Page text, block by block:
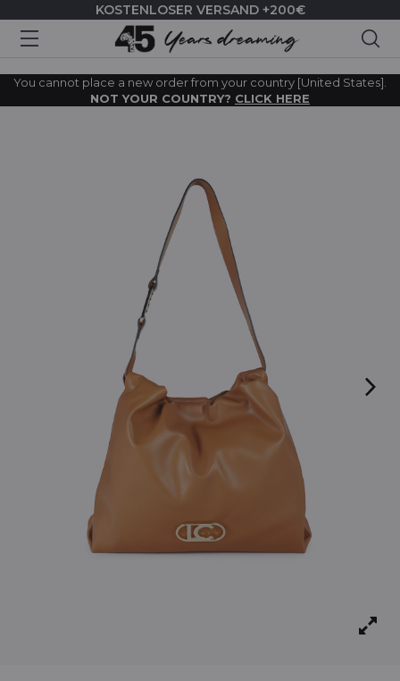
KOSTENLOSER VERSAND +200€
You cannot place a new order from your country [United States].
NOT YOUR COUNTRY? CLICK HERE